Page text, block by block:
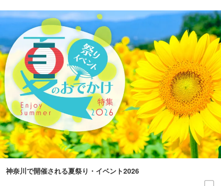
神奈川で開催される夏祭り・イベント2026